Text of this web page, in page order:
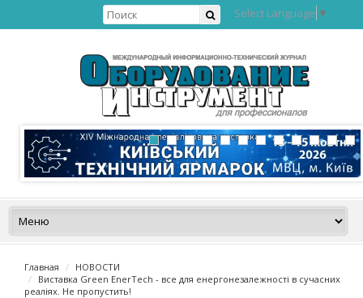
Select Language ▼
Главная
НОВОСТИ
Виставка Green EnerTech - все для енергонезалежності в сучасних
реаліях. Не пропустить!